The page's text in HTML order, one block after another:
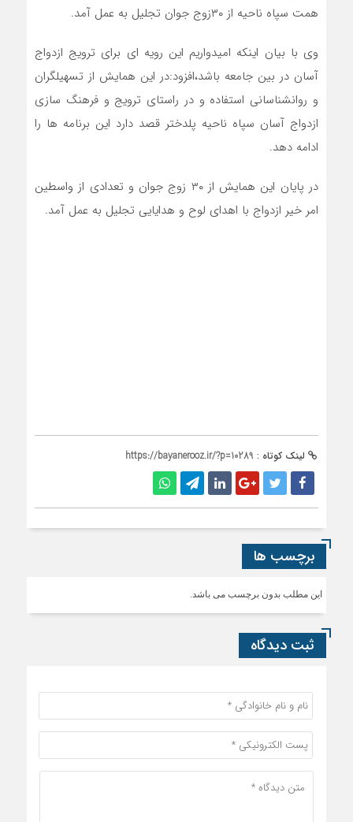
همت سپاه ناحیه از ۳۰زوج جوان تجلیل به عمل آمد.
وی با بیان اینکه امیدواریم این رویه ای برای ترویج ازدواج
آسان در بین جامعه باشد،افزود:در این همایش از تسهیلگران
و روانشناسانی استفاده و در راستای ترویج و فرهنگ سازی
ازدواج آسان سپاه ناحیه پلدختر قصد دارد این برنامه ها را
ادامه دهد.
در پایان این همایش از ۳۰ زوج جوان و تعدادی از واسطین
امر خیر ازدواج با اهدای لوح و هدایایی تجلیل به عمل آمد.
لینک کوتاه : https://bayanerooz.ir/?p=10289
برچسب ها
این مطلب بدون برچسب می باشد.
ثبت دیدگاه